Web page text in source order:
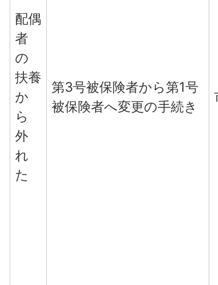
配偶
者
の
扶養
か
ら
外
れ
た
第3号被保険者から第1号
被保険者へ変更の手続き